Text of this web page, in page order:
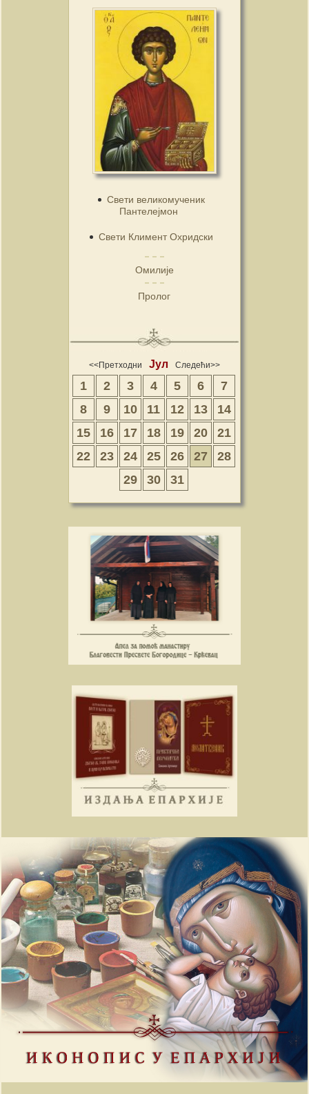
Свети великомученик
Пантелејмон
Свети Климент Охридски
Омилије
Пролог
<<Претходни Јул Следећи>>
1 2 3 4 5 6
7
8
9 10 11 12 13
14
15
16 17 18 19 20
21
22
23 24 25 26 27
28
29
30 31